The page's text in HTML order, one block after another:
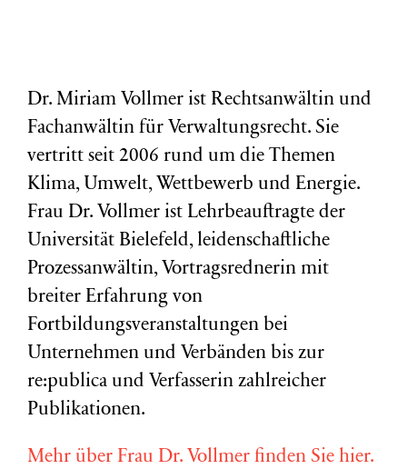
Dr. Miriam Vollmer ist Rechtsanwältin und
Fachanwältin für Verwaltungsrecht. Sie
vertritt seit 2006 rund um die Themen
Klima, Umwelt, Wettbewerb und Energie.
Frau Dr. Vollmer ist Lehrbeauftragte der
Universität Bielefeld, leidenschaftliche
Prozessanwältin, Vortragsrednerin mit
breiter Erfahrung von
Fortbildungsveranstaltungen bei
Unternehmen und Verbänden bis zur
re:publica und Verfasserin zahlreicher
Publikationen.
Mehr über Frau Dr. Vollmer finden Sie hier.